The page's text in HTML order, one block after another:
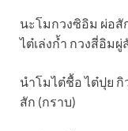
นะโมกวงซิอิม ผ่อสั
ไต๋เล่งก้ำ กวงสี่อิมผู่
นำโมไต๋ชื้อ ไต๋ปุย กิ
สัก (กราบ)